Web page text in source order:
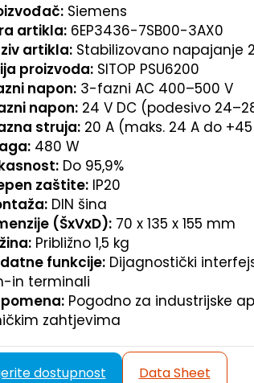
Siemens
artikla:6EP3436-7SB00-3AX0
artikla:Stabilizovano napajanje
proizvoda:SITOP PSU6200
napon:3-fazni AC 400–500 V
napon:24 V DC (podesivo
struja:20 A (maks. 24 A do +45
480 W
Do 95,9%
zaštite:IP20
DIN šina
(ŠxVxD):70 x 135 x 155 mm
Približno 1,5 kg
funkcije:Dijagnostički
in terminali
Pogodno za industrijske
zahtjevima
dostupnost Data Sheet